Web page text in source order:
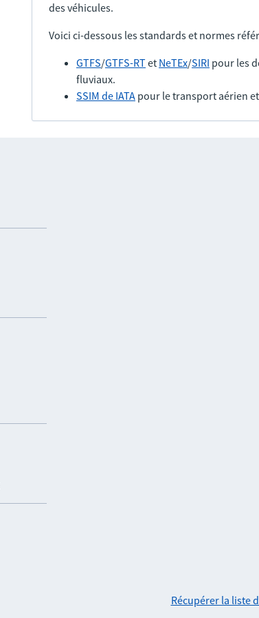
des véhicules.
Voici ci-dessous les standards et normes
GTFS/GTFS-RTet NeTEx/SIRI pour les
fluviaux.
SSIM de IATA pour le transport aérien
Récupérer la liste